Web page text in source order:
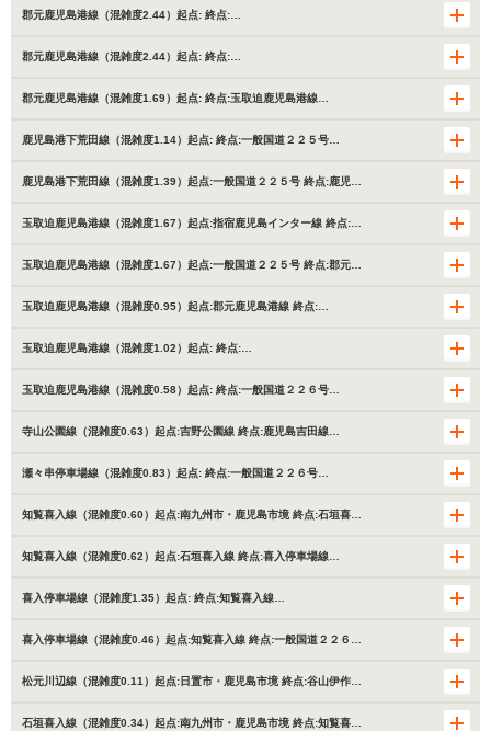
郡元鹿児島港線（混雑度2.44）起点: 終点:…
郡元鹿児島港線（混雑度2.44）起点: 終点:…
郡元鹿児島港線（混雑度1.69）起点: 終点:玉取迫鹿児島港線…
鹿児島港下荒田線（混雑度1.14）起点: 終点:一般国道２２５号…
鹿児島港下荒田線（混雑度1.39）起点:一般国道２２５号 終点:鹿児…
玉取迫鹿児島港線（混雑度1.67）起点:指宿鹿児島インター線 終点:…
玉取迫鹿児島港線（混雑度1.67）起点:一般国道２２５号 終点:郡元…
玉取迫鹿児島港線（混雑度0.95）起点:郡元鹿児島港線 終点:…
玉取迫鹿児島港線（混雑度1.02）起点: 終点:…
玉取迫鹿児島港線（混雑度0.58）起点: 終点:一般国道２２６号…
寺山公園線（混雑度0.63）起点:吉野公園線 終点:鹿児島吉田線…
瀬々串停車場線（混雑度0.83）起点: 終点:一般国道２２６号…
知覧喜入線（混雑度0.60）起点:南九州市・鹿児島市境 終点:石垣喜…
知覧喜入線（混雑度0.62）起点:石垣喜入線 終点:喜入停車場線…
喜入停車場線（混雑度1.35）起点: 終点:知覧喜入線…
喜入停車場線（混雑度0.46）起点:知覧喜入線 終点:一般国道２２６…
松元川辺線（混雑度0.11）起点:日置市・鹿児島市境 終点:谷山伊作…
石垣喜入線（混雑度0.34）起点:南九州市・鹿児島市境 終点:知覧喜…